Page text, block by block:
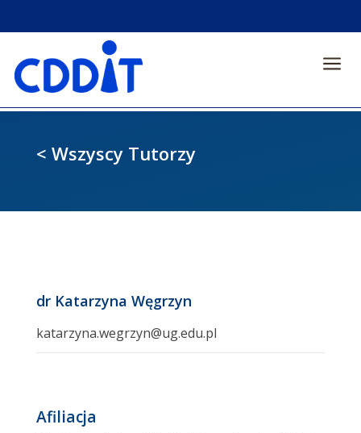
a
< Wszyscy Tutorzy
dr Katarzyna Węgrzyn
katarzyna.wegrzyn@ug.edu.pl
Afiliacja